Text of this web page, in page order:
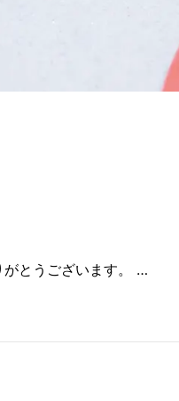
とうございます。 …